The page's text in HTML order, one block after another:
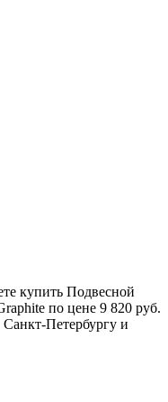
купить Подвесной
по цене 9 820 руб.
Санкт-Петербургу и